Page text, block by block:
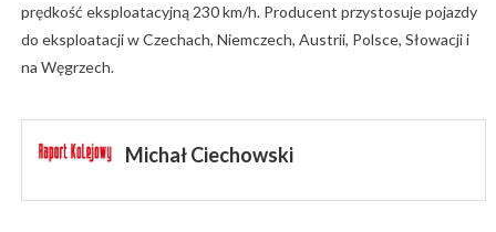
prędkość eksploatacyjną 230 km/h. Producent przystosuje pojazdy
do eksploatacji w Czechach, Niemczech, Austrii, Polsce, Słowacji i
na Węgrzech.
Michał Ciechowski